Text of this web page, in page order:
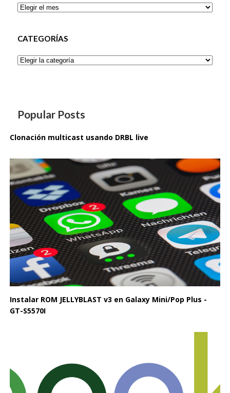
Archivos
CATEGORÍAS
Categorías
Popular Posts
Clonación multicast usando DRBL live
Instalar ROM JELLYBLAST v3 en Galaxy Mini/Pop Plus -
GT-S5570I